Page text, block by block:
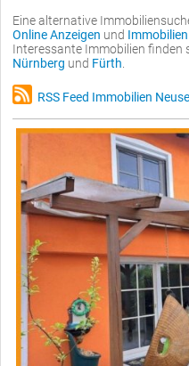
Eine alternative
Online Anzeigen und
Interessante Immobilien finden
Nürnberg und Fürth
RSS Feed Immobilien